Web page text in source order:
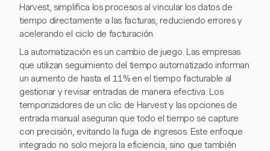
Harvest, simplifica los procesos al vincular los datos de
tiempo directamente a las facturas, reduciendo errores y
acelerando el ciclo de facturación.
La automatización es un cambio de juego. Las empresas
que utilizan seguimiento del tiempo automatizado informan
un aumento de hasta el 11% en el tiempo facturable al
gestionar y revisar entradas de manera efectiva. Los
temporizadores de un clic de Harvest y las opciones de
entrada manual aseguran que todo el tiempo se capture
con precisión, evitando la fuga de ingresos. Este enfoque
integrado no solo mejora la eficiencia, sino que también